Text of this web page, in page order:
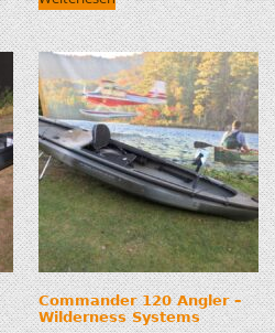
Commander 120 Angler –
Wilderness Systems